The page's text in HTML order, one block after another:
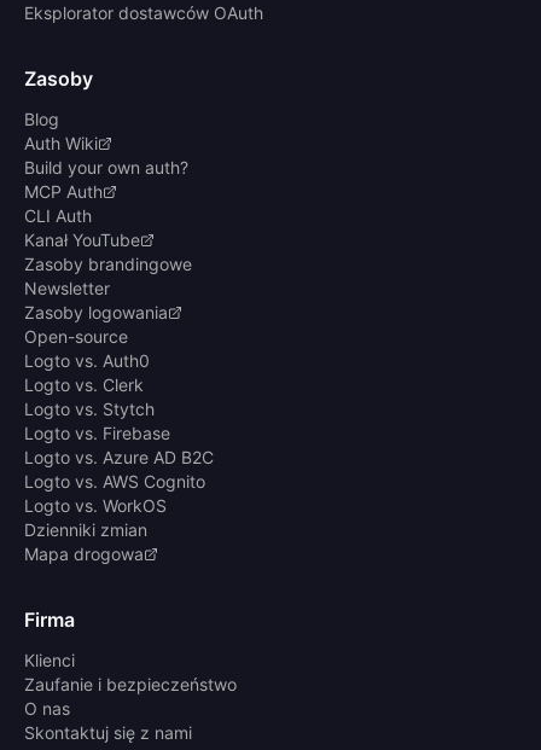
Eksplorator dostawców OAuth
Zasoby
Blog
Auth Wiki
Build your own auth?
MCP Auth
CLI Auth
Kanał YouTube
Zasoby brandingowe
Newsletter
Zasoby logowania
Open-source
Logto vs. Auth0
Logto vs. Clerk
Logto vs. Stytch
Logto vs. Firebase
Logto vs. Azure AD B2C
Logto vs. AWS Cognito
Logto vs. WorkOS
Dzienniki zmian
Mapa drogowa
Firma
Klienci
Zaufanie i bezpieczeństwo
O nas
Skontaktuj się z nami